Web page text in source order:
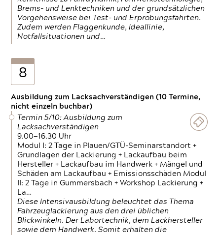
Brems- und Lenktechniken und der grundsätzlichen
Vorgehensweise bei Test- und Erprobungsfahrten.
Zudem werden Flaggenkunde, Ideallinie,
Notfallsituationen und…
8
Ausbildung zum Lacksachverständigen (10 Termine,
nicht einzeln buchbar)
Termin 5/10: Ausbildung zum
Lacksachverständigen
9.00—16.30 Uhr
Modul I: 2 Tage in Plauen/GTÜ-Seminarstandort +
Grundlagen der Lackierung + Lackaufbau beim
Hersteller + Lackaufbau im Handwerk + Mängel und
Schäden am Lackaufbau + Emissionsschäden Modul
II: 2 Tage in Gummersbach + Workshop Lackierung +
La…
Diese Intensivausbildung beleuchtet das Thema
Fahrzeuglackierung aus den drei üblichen
Blickwinkeln. Der Labortechnik, dem Lackhersteller
sowie dem Handwerk. Somit erhalten die